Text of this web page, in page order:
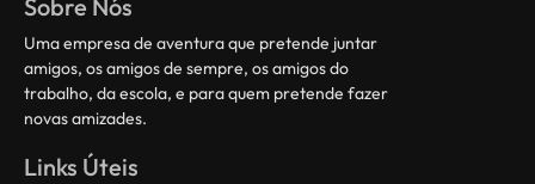
Sobre Nós
Uma empresa de aventura que pretende juntar
amigos, os amigos de sempre, os amigos do
trabalho, da escola, e para quem pretende fazer
novas amizades.
Links Úteis